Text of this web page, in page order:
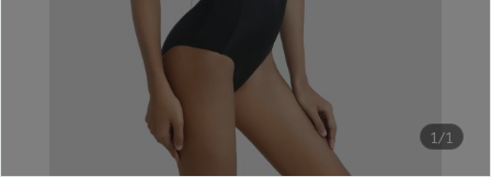
1/1